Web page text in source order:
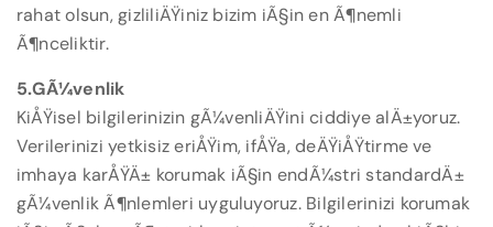
rahat olsun, gizliliÄŸiniz bizim iÃ§in en Ã¶nemli
Ã¶nceliktir.
5.GÃ¼venlik
KiÅŸisel bilgilerinizin gÃ¼venliÄŸini ciddiye alÄ±yoruz.
Verilerinizi yetkisiz eriÅŸim, ifÅŸa, deÄŸiÅŸtirme ve
imhaya karÅŸÄ± korumak iÃ§in endÃ¼stri standardÄ±
gÃ¼venlik Ã¶nlemleri uyguluyoruz. Bilgilerinizi korumak